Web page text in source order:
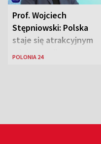
Prof. Wojciech
Stępniowski: Polska
staje się atrakcyjnym
miejscem dla
POLONIA 24